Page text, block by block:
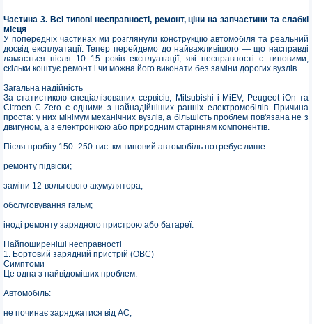
Частина 3. Всі типові несправності, ремонт, ціни на запчастини та слабкі
місця
У попередніх частинах ми розглянули конструкцію автомобіля та реальний
досвід експлуатації. Тепер перейдемо до найважливішого — що насправді
ламається після 10–15 років експлуатації, які несправності є типовими,
скільки коштує ремонт і чи можна його виконати без заміни дорогих вузлів.
Загальна надійність
За статистикою спеціалізованих сервісів, Mitsubishi i-MiEV, Peugeot iOn та
Citroen C-Zero є одними з найнадійніших ранніх електромобілів. Причина
проста: у них мінімум механічних вузлів, а більшість проблем пов'язана не з
двигуном, а з електронікою або природним старінням компонентів.
Після пробігу 150–250 тис. км типовий автомобіль потребує лише:
ремонту підвіски;
заміни 12-вольтового акумулятора;
обслуговування гальм;
іноді ремонту зарядного пристрою або батареї.
Найпоширеніші несправності
1. Бортовий зарядний пристрій (OBC)
Симптоми
Це одна з найвідоміших проблем.
Автомобіль:
не починає заряджатися від AC;